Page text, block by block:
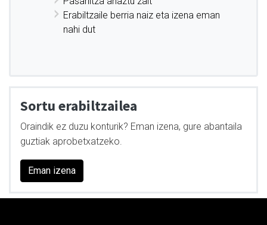
Erabiltzaile berria naiz eta izena eman
nahi dut
Sortu erabiltzailea
Oraindik ez duzu konturik? Eman izena, gure abantaila
guztiak aprobetxatzeko.